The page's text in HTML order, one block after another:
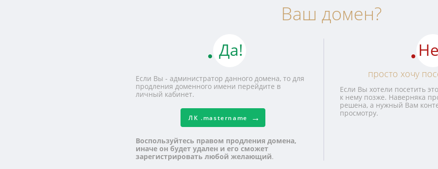
Ваш домен?
Да!
Если Вы - администратор данного домена, то для
продления доменного имени перейдите в
личный кабинет.
ЛК .mastername
Воспользуйтесь правом продления домена,
иначе он будет удален и его сможет
зарегистрировать любой желающий.
просто хочу
Если Вы хотели посетить
к нему позже. Наверняка
решена, а нужный Вам
просмотру.